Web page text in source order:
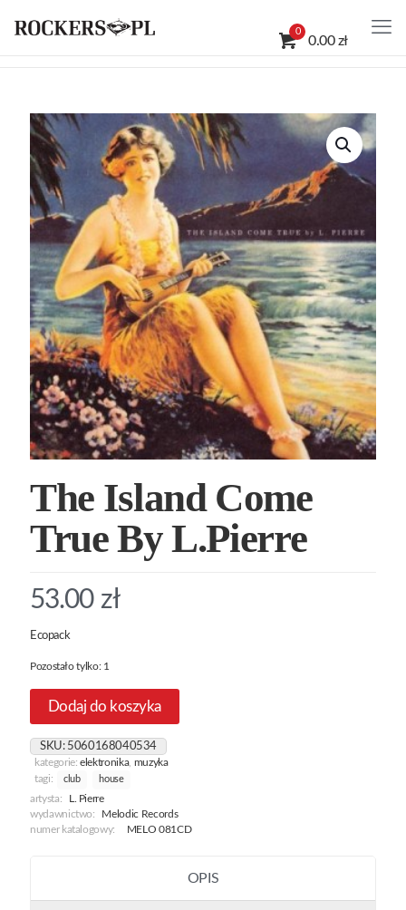
0
0.00 zł
The Island Come
True By L.Pierre
53.00 zł
Ecopack
Pozostało tylko: 1
Dodaj do koszyka
SKU: 5060168040534
kategorie:elektronika, muzyka
tagi:
club house
artysta:
L. Pierre
wydawnictwo:
Melodic Records
numer katalogowy:
MELO 081CD
OPIS